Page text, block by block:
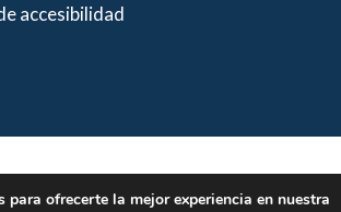
accesibilidad
para ofrecerte la mejor experiencia en nuestra